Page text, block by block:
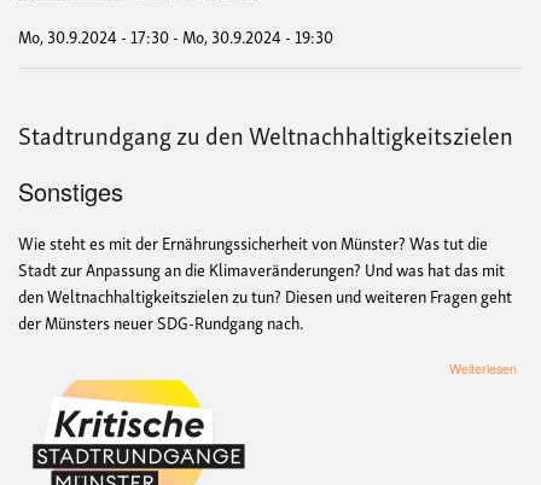
Mo, 30.9.2024 - 17:30-Mo, 30.9.2024 - 19:30
Stadtrundgang zu den Weltnachhaltigkeitszielen
Sonstiges
Wie steht es mit der Ernährungssicherheit von Münster? Was tut die
Stadt zur Anpassung an die Klimaveränderungen? Und was hat das mit
den Weltnachhaltigkeitszielen zu tun? Diesen und weiteren Fragen geht
der Münsters neuer SDG-Rundgang nach.
Weiterlesen